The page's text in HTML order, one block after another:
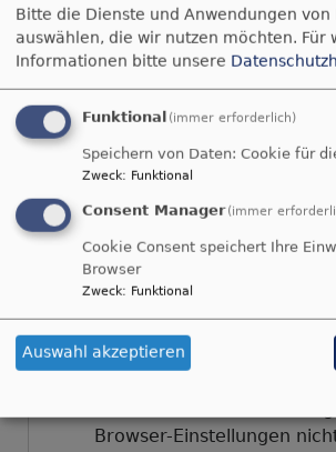
gekommen. So verkündige ich
ehe denn es sprosst, lasse ich's
Jesaja 42,9
Der Menschensohn ist's, der den
Samen sät. Der Acker ist die Welt.
Matthäus 13,37-38
© Evangelische Brüder-Unität –Herrnhuter
Weitere Informationen finden Sie
Browser-Einstellungen
Bitte die Dienste und Anwendungen
auswählen, die wir nutzen möchten. Für
Informationen bitte unsere
Funktional (immer erforderlich)
Speichern von Daten: Cookie für
Zweck: Funktional
Consent Manager (immer
Cookie Consent speichert Ihre
Browser
Zweck: Funktional
Auswahl akzeptieren